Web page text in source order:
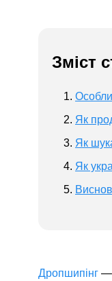
Зміст
Як
Як
Як
Дропшипінг —